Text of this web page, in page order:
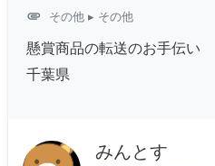
attachment その他▸ その他
懸賞商品の転送のお手伝い
千葉県
みんとす